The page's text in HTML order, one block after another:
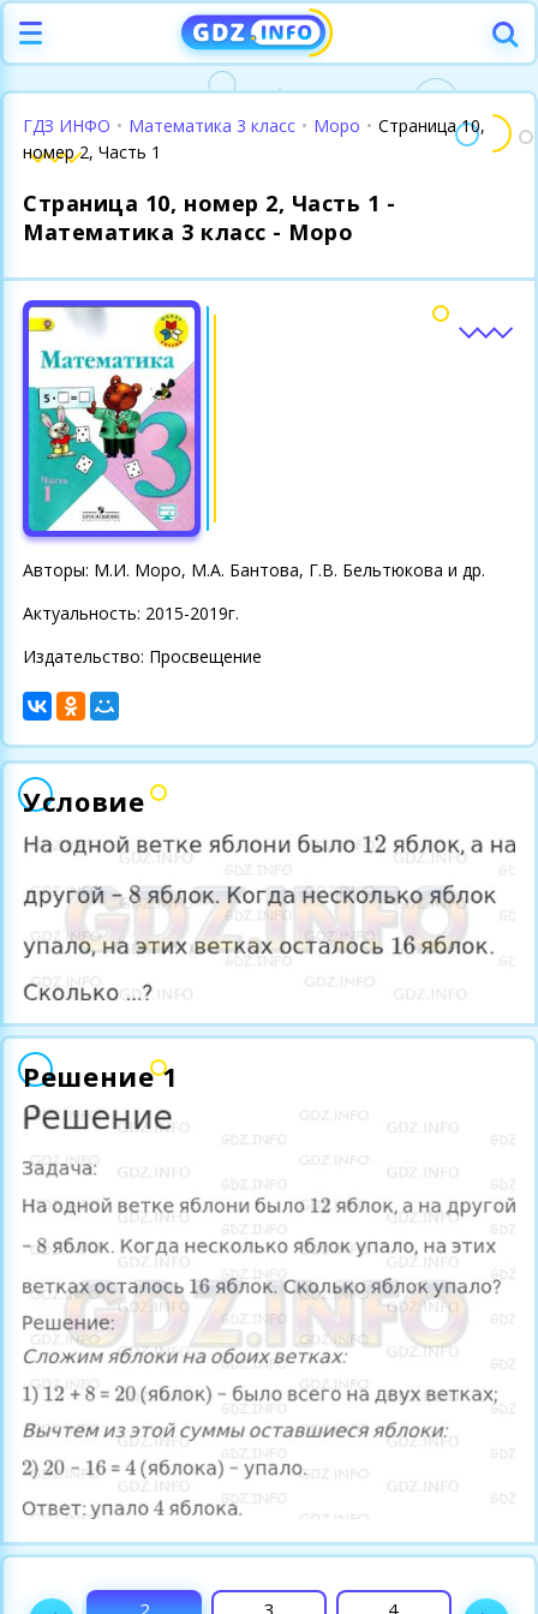
ГДЗ ИНФО • Математика 3 класс • Моро • Страница 10,
номер 2, Часть 1
Страница 10, номер 2, Часть 1 -
Математика 3 класс - Моро
Авторы: М.И. Моро, М.А. Бантова, Г.В. Бельтюкова и др.
Актуальность: 2015-2019г.
Издательство: Просвещение
Условие
Решение 1